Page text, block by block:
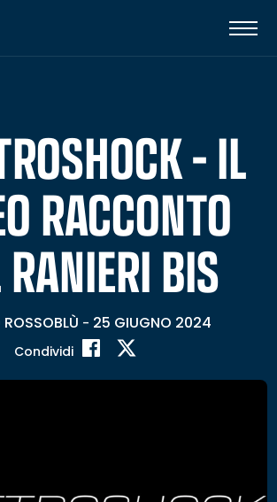
– IL
RACCONTO
BIS
- 25 GIUGNO 2024
Condividi